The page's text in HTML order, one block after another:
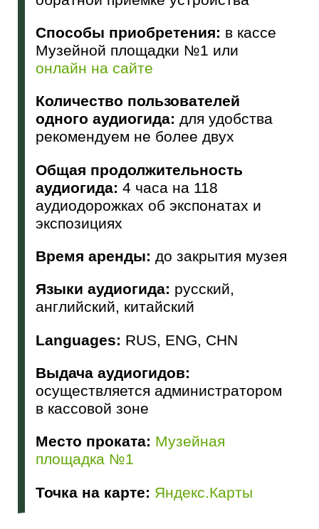
Способы приобретения: в кассе
Музейной площадки №1 или
онлайн на сайте
Количество пользователей
одного аудиогида: для удобства
рекомендуем не более двух
Общая продолжительность
аудиогида: 4 часа на 118
аудиодорожках об экспонатах и
экспозициях
Время аренды: до закрытия музея
Языки аудиогида: русский,
английский, китайский
Languages: RUS, ENG, CHN
Выдача аудиогидов:
осуществляется администратором
в кассовой зоне
Место проката: Музейная
площадка №1
Точка на карте: Яндекс.Карты